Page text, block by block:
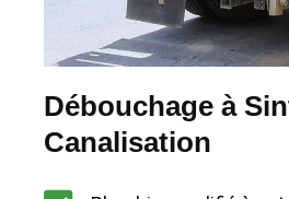
Débouchage à
Canalisation